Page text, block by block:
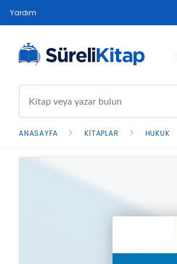
Yardım
ANASAYFA KITAPLAR HUKUK